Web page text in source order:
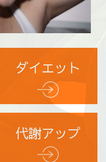
ダイエット
代謝アップ